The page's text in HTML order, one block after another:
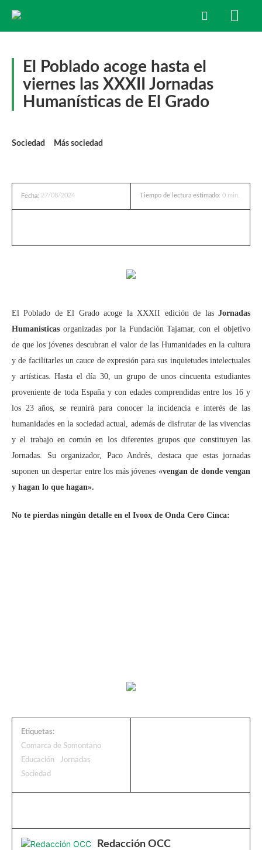
El Poblado acoge hasta el
viernes las XXXII Jornadas
Humanísticas de El Grado
Sociedad Más sociedad
Fecha: 27/08/2024 Tiempo de lectura estimado: 0 min.
El Poblado de El Grado acoge la XXXII edición de las Jornadas
Humanísticas organizadas por la Fundación Tajamar, con el objetivo
de que los jóvenes descubran el valor de las Humanidades en la cultura
y de facilitarles un cauce de expresión para sus inquietudes intelectuales
y artísticas. Hasta el día 30, un grupo de unos cincuenta estudiantes
proveniente de toda España y con edades comprendidas entre los 16 y
los 23 años, se reunirá para conocer la incidencia e interés de las
humanidades en la sociedad actual, además de disfrutar de las vivencias
y el trabajo en común en los diferentes grupos que constituyen las
Jornadas. Su organizador, Paco Andrés, destaca que estas jornadas
suponen un despertar entre los más jóvenes «vengan de donde vengan
y hagan lo que hagan».
No te pierdas ningún detalle en el Ivoox de Onda Cero Cinca:
Etiquetas:
Comarca de Somontano
Educación
Jornadas
Sociedad
Redacción OCC